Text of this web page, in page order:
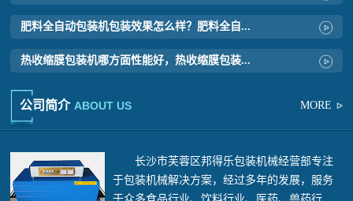
肥料全自动包装机包装效果怎么样？肥料全自...
热收缩膜包装机哪方面性能好，热收缩膜包装...
MORE
公司简介 ABOUT US
长沙市芙蓉区邦得乐包装机械经营部专注
于包装机械解决方案，经过多年的发展，服务